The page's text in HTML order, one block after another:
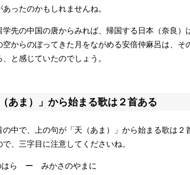
あったのかもしれませんね。
学先の中国の唐からみれば、帰国する日本（奈良）
空からのぼってきた月をながめる安倍仲麻呂は、
、と感じていたのでしょう。
（あま）」から始まる歌は２首ある
の中で、上の句が「天（あま）」から始まる歌は２
で、三字目に注意してくださいね。
はら ー みかさのやまに